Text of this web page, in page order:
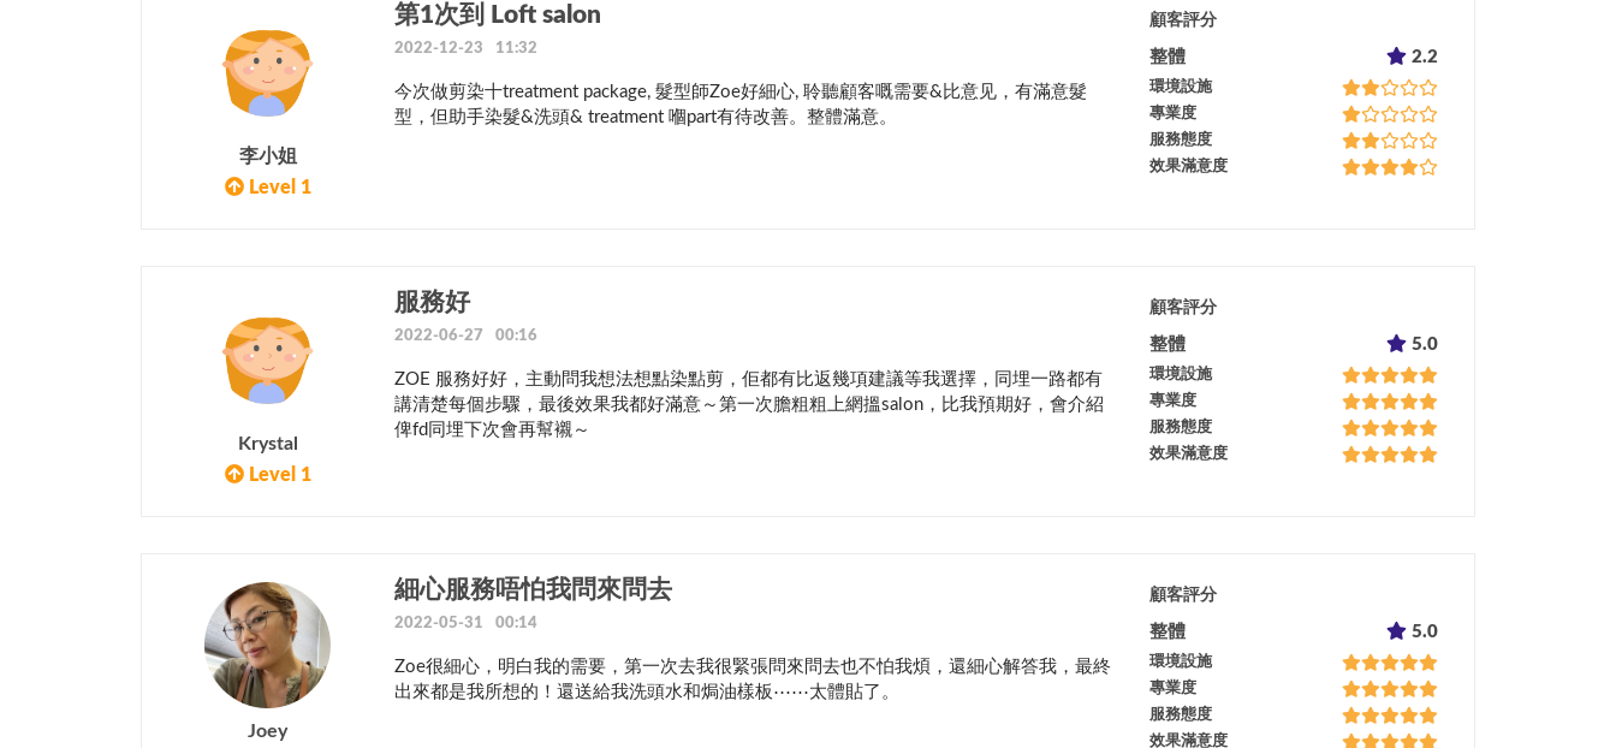
李小姐
Level 1
第1次到 Loft salon
2022-12-23 11:32
今次做剪染十treatment package, 髮型師Zoe好細心, 聆聽顧客嘅需要&比意见，有滿意髮
型，但助手染髮&洗頭& treatment 嗰part有待改善。整體滿意。
顧客評分
整體 2.2
環境設施
專業度
服務態度
效果滿意度
Krystal
Level 1
服務好
2022-06-27 00:16
ZOE 服務好好，主動問我想法想點染點剪，佢都有比返幾項建議等我選擇，同埋一路都有
講清楚每個步驟，最後效果我都好滿意～第一次膽粗粗上網搵salon，比我預期好，會介紹
俾fd同埋下次會再幫襯～
顧客評分
整體 5.0
環境設施
專業度
服務態度
效果滿意度
Joey
細心服務唔怕我問來問去
2022-05-31 00:14
Zoe很細心，明白我的需要，第一次去我很緊張問來問去也不怕我煩，還細心解答我，最終
出來都是我所想的！還送給我洗頭水和焗油樣板⋯⋯太體貼了。
顧客評分
整體 5.0
環境設施
專業度
服務態度
效果滿意度